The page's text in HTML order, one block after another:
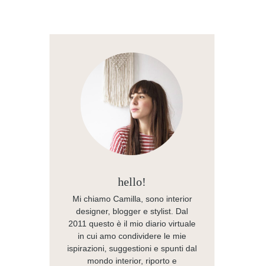
hello!
Mi chiamo Camilla, sono interior
designer, blogger e stylist. Dal
2011 questo è il mio diario virtuale
in cui amo condividere le mie
ispirazioni, suggestioni e spunti dal
mondo interior, riporto e